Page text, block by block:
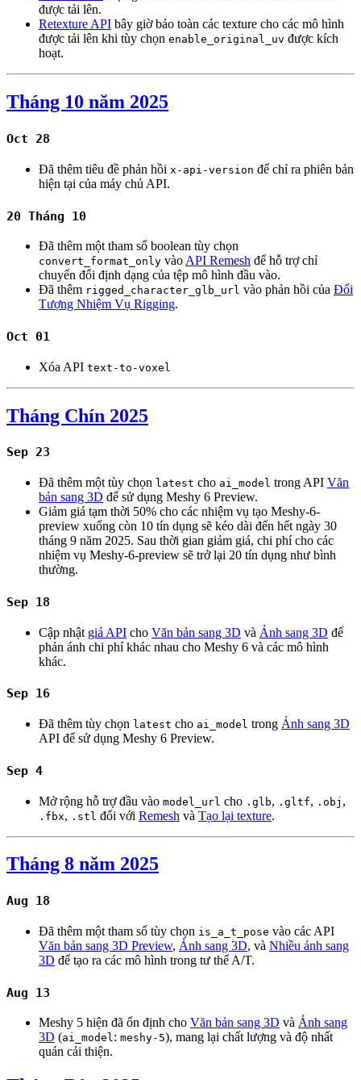
được tải lên.
Retexture API bây giờ bảo toàn các texture cho các mô hình
được tải lên khi tùy chọn enable_original_uv được kích
hoạt.
Tháng 10 năm 2025
Oct 28
Đã thêm tiêu đề phản hồi x-api-version để chỉ ra phiên bản
hiện tại của máy chủ API.
20 Tháng 10
Đã thêm một tham số boolean tùy chọn
convert_format_only vào API Remesh để hỗ trợ chỉ
chuyển đổi định dạng của tệp mô hình đầu vào.
Đã thêm rigged_character_glb_url vào phản hồi của Đối
Tượng Nhiệm Vụ Rigging.
Oct 01
Xóa API text-to-voxel
Tháng Chín 2025
Sep 23
Đã thêm một tùy chọn latest cho ai_model trong API Văn
bản sang 3D để sử dụng Meshy 6 Preview.
Giảm giá tạm thời 50% cho các nhiệm vụ tạo Meshy-6-
preview xuống còn 10 tín dụng sẽ kéo dài đến hết ngày 30
tháng 9 năm 2025. Sau thời gian giảm giá, chi phí cho các
nhiệm vụ Meshy-6-preview sẽ trở lại 20 tín dụng như bình
thường.
Sep 18
Cập nhật giá API cho Văn bản sang 3D và Ảnh sang 3D để
phản ánh chi phí khác nhau cho Meshy 6 và các mô hình
khác.
Sep 16
Đã thêm tùy chọn latest cho ai_model trong Ảnh sang 3D
API để sử dụng Meshy 6 Preview.
Sep 4
Mở rộng hỗ trợ đầu vào model_url cho .glb, .gltf, .obj ,
.fbx, .stl đối với Remesh và Tạo lại texture.
Tháng 8 năm 2025
Aug 18
Đã thêm một tham số tùy chọn is_a_t_pose vào các API
Văn bản sang 3D Preview, Ảnh sang 3D, và Nhiều ảnh sang
3D để tạo ra các mô hình trong tư thế A/T.
Aug 13
Meshy 5 hiện đã ổn định cho Văn bản sang 3D và Ảnh sang
3D (ai_model: meshy-5), mang lại chất lượng và độ nhất
quán cải thiện.